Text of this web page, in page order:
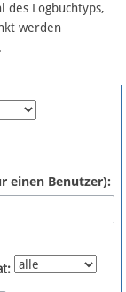
des Logbuchtyps,
werden
einen Benutzer):